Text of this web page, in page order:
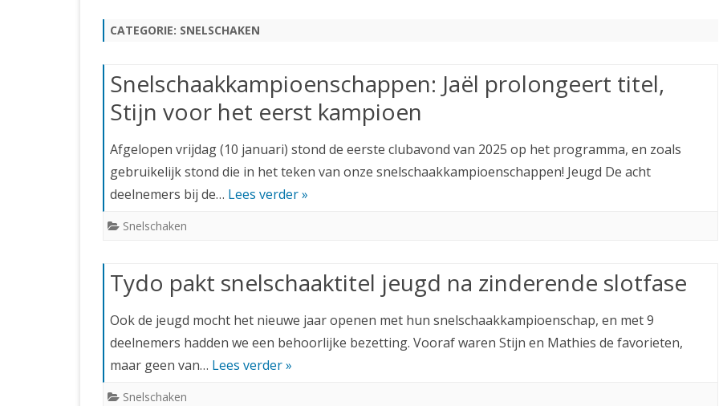
RAPIDKAMPIOENSCHAP 2025-
2026
SPEELSCHEMA
2026
SPEELSCHEMA JEUGD
ERELIJST JEUGD
HISTORIE
JUBILEUMVIERKAMPEN
CATEGORIE: SNELSCHAKEN
Snelschaakkampioenschappen: Jaël prolongeert titel,
Stijn voor het eerst kampioen
Afgelopen vrijdag (10 januari) stond de eerste clubavond van 2025 op het programma, en zoals
gebruikelijk stond die in het teken van onze snelschaakkampioenschappen! Jeugd De acht
deelnemers bij de… Lees verder »
Snelschaken
Tydo pakt snelschaaktitel jeugd na zinderende slotfase
Ook de jeugd mocht het nieuwe jaar openen met hun snelschaakkampioenschap, en met 9
deelnemers hadden we een behoorlijke bezetting. Vooraf waren Stijn en Mathies de favorieten,
maar geen van… Lees verder »
Snelschaken